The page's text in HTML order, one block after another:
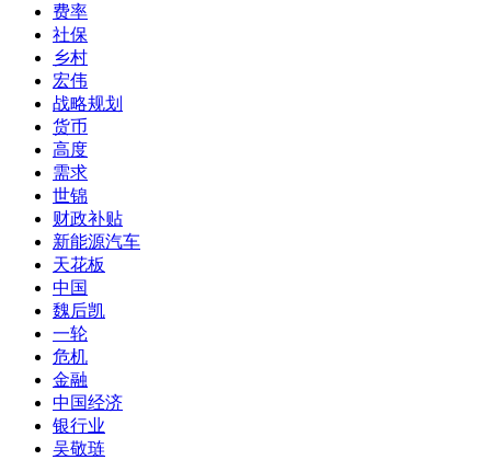
费率
社保
乡村
宏伟
战略规划
货币
高度
需求
世锦
财政补贴
新能源汽车
天花板
中国
魏后凯
一轮
危机
金融
中国经济
银行业
吴敬琏